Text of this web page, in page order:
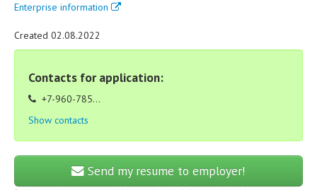
Enterprise information
Created 02.08.2022
Contacts for application:
+7-960-785...
Show contacts
Send my resume to employer!